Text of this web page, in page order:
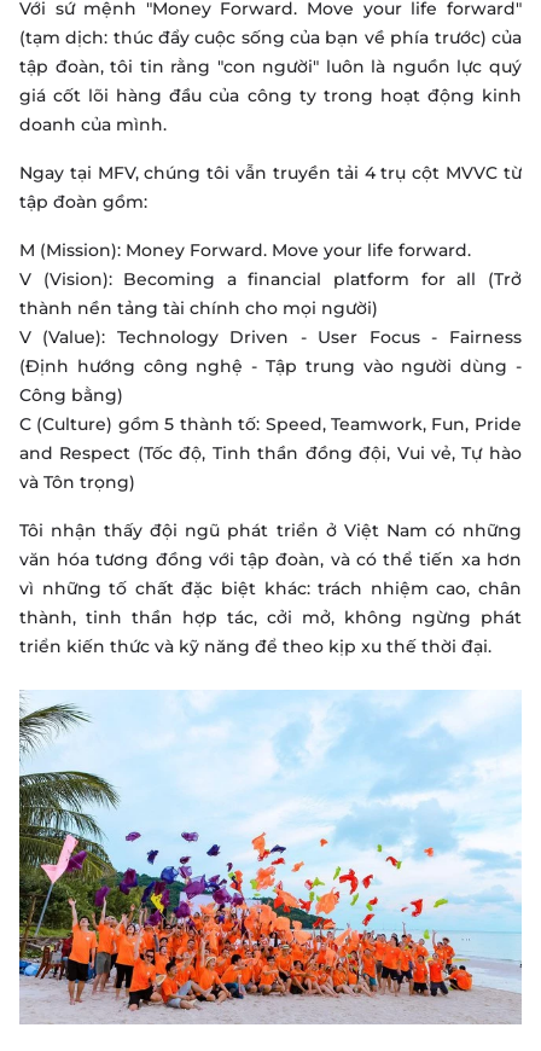
Với sứ mệnh "Money Forward. Move your life forward"
(tạm dịch: thúc đẩy cuộc sống của bạn về phía trước) của
tập đoàn, tôi tin rằng "con người" luôn là nguồn lực quý
giá cốt lõi hàng đầu của công ty trong hoạt động kinh
doanh của mình.
Ngay tại MFV, chúng tôi vẫn truyền tải 4 trụ cột MVVC từ
tập đoàn gồm:
M (Mission): Money Forward. Move your life forward.
V (Vision): Becoming a financial platform for all (Trở
thành nền tảng tài chính cho mọi người)
V (Value): Technology Driven - User Focus - Fairness
(Định hướng công nghệ - Tập trung vào người dùng -
Công bằng)
C (Culture) gồm 5 thành tố: Speed, Teamwork, Fun, Pride
and Respect (Tốc độ, Tinh thần đồng đội, Vui vẻ, Tự hào
và Tôn trọng)
Tôi nhận thấy đội ngũ phát triển ở Việt Nam có những
văn hóa tương đồng với tập đoàn, và có thể tiến xa hơn
vì những tố chất đặc biệt khác: trách nhiệm cao, chân
thành, tinh thần hợp tác, cởi mở, không ngừng phát
triển kiến thức và kỹ năng để theo kịp xu thế thời đại.